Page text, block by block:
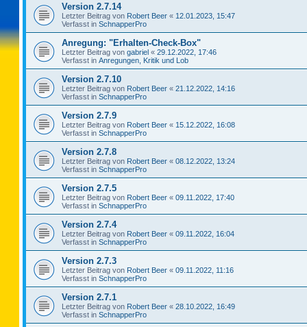
Version 2.7.14
Letzter Beitrag von Robert Beer « 12.01.2023, 15:47
Verfasst in SchnapperPro
Anregung: "Erhalten-Check-Box"
Letzter Beitrag von gabriel « 29.12.2022, 17:46
Verfasst in Anregungen, Kritik und Lob
Version 2.7.10
Letzter Beitrag von Robert Beer « 21.12.2022, 14:16
Verfasst in SchnapperPro
Version 2.7.9
Letzter Beitrag von Robert Beer « 15.12.2022, 16:08
Verfasst in SchnapperPro
Version 2.7.8
Letzter Beitrag von Robert Beer « 08.12.2022, 13:24
Verfasst in SchnapperPro
Version 2.7.5
Letzter Beitrag von Robert Beer « 09.11.2022, 17:40
Verfasst in SchnapperPro
Version 2.7.4
Letzter Beitrag von Robert Beer « 09.11.2022, 16:04
Verfasst in SchnapperPro
Version 2.7.3
Letzter Beitrag von Robert Beer « 09.11.2022, 11:16
Verfasst in SchnapperPro
Version 2.7.1
Letzter Beitrag von Robert Beer « 28.10.2022, 16:49
Verfasst in SchnapperPro